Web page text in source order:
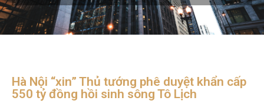
Hà Nội “xin” Thủ tướng phê duyệt khẩn cấp
550 tỷ đồng hồi sinh sông Tô Lịch